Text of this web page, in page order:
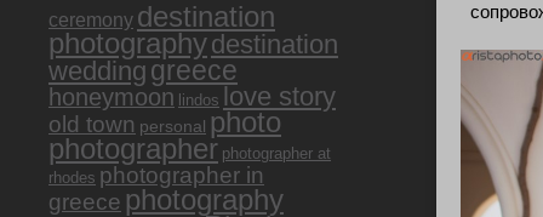
ceremony destination
photographydestination
wedding greece
honeymoon lindos love story
old town personal photo
photographer photographer at
rhodes photographer in
greece photography